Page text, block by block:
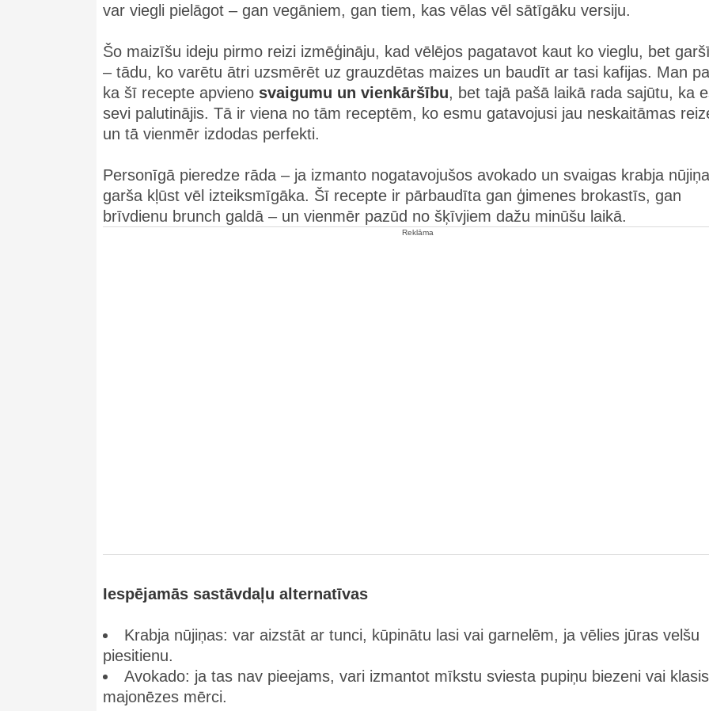
var viegli pielāgot – gan vegāniem, gan tiem, kas vēlas vēl sātīgāku versiju.
Šo maizīšu ideju pirmo reizi izmēģināju, kad vēlējos pagatavot kaut ko vieglu, bet
– tādu, ko varētu ātri uzsmērēt uz grauzdētas maizes un baudīt ar tasi kafijas. Man
ka šī recepte apvieno svaigumu un vienkāršību, bet tajā pašā laikā rada sajūtu, ka
sevi palutinājis. Tā ir viena no tām receptēm, ko esmu gatavojusi jau neskaitāmas
un tā vienmēr izdodas perfekti.
Personīgā pieredze rāda – ja izmanto nogatavojušos avokado un svaigas krabja
garša kļūst vēl izteiksmīgāka. Šī recepte ir pārbaudīta gan ģimenes brokastīs, gan
brīvdienu brunch galdā – un vienmēr pazūd no šķīvjiem dažu minūšu laikā.
Reklāma
Iespējamās sastāvdaļu alternatīvas
Krabja nūjiņas: var aizstāt ar tunci, kūpinātu lasi vai garnelēm, ja vēlies jūras velšu
piesitienu.
Avokado: ja tas nav pieejams, vari izmantot mīkstu sviesta pupiņu biezeni vai
majonēzes mērci.